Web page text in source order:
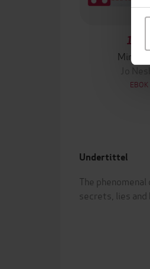
199,-
EBOK
Undertittel
The
secrets, lies